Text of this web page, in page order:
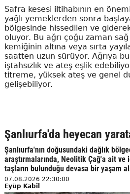
Safra kesesi iltihabının en
yağlı yemeklerden sonra
bölgesinde hissedilen ve
oluyor. Bu ağrı çoğu zaman
kemiğinin altına veya sırta
saatten uzun sürüyor. Ağrıya
iştahsızlık ve ateş eşlik
titreme, yüksek ateş ve genel
gelişebiliyor.
Şanlıurfa'da heyecan
Şanlıurfa'nın doğusundaki dağlık
araştırmalarında, Neolitik Çağ'a ait
taşların bulunduğu devasa bir yaşam
07.08.2026 22:30:00
Eyüp Kabil